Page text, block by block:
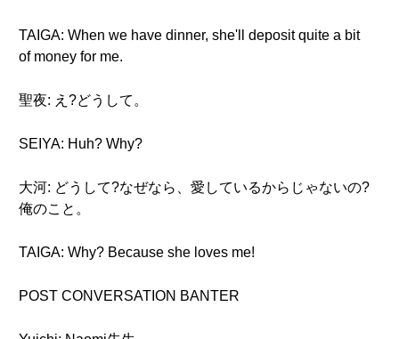
TAIGA: When we have dinner, she'll deposit quite a bit
of money for me.
聖夜: え?どうして。
SEIYA: Huh? Why?
大河: どうして?なぜなら、愛しているからじゃないの?
俺のこと。
TAIGA: Why? Because she loves me!
POST CONVERSATION BANTER